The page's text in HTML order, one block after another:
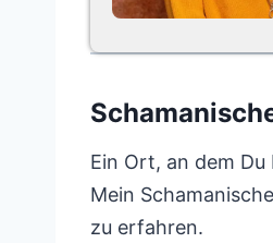
Ein Ort, an dem
Mein
zu erfahren.